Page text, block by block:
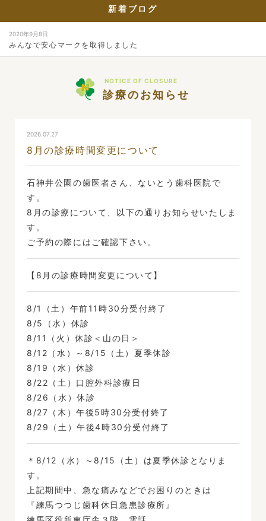
新着ブログ
2020年9月8日
みんなで安心マークを取得しました
NOTICE OF CLOSURE
診療のお知らせ
2026.07.27
8月の診療時間変更について
石神井公園の歯医者さん、ないとう歯科医院で
す。
8月の診療について、以下の通りお知らせいたしま
す。
ご予約の際にはご確認下さい。
【8月の診療時間変更について】
8/1（土）午前11時30分受付終了
8/5（水）休診
8/11（火）休診＜山の日＞
8/12（水）～8/15（土）夏季休診
8/19（水）休診
8/22（土）口腔外科診療日
8/26（水）休診
8/27（木）午後5時30分受付終了
8/29（土）午後4時30分受付終了
＊8/12（水）～8/15（土）は夏季休診となりま
す。
上記期間中、急な痛みなどでお困りのときは
『練馬つつじ歯科休日急患診療所』